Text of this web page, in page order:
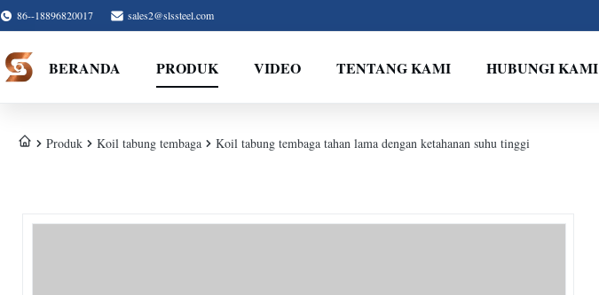
86--18896820017 sales2@slssteel.com
BERANDA PRODUK VIDEO TENTANG KAMI HUBUNGI KAMI
Produk Koil tabung tembaga Koil tabung tembaga tahan lama dengan ketahanan suhu tinggi